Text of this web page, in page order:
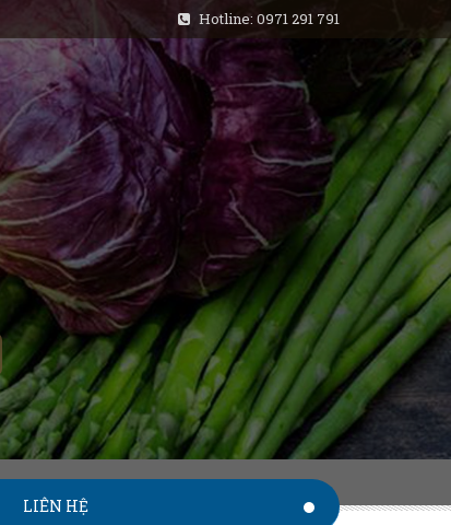
Hotline: 0971 291 791
LIÊN HỆ